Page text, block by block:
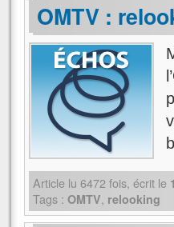
OMTV :
Article lu 6472 fois, écrit le
Tags : OMTV, relooking